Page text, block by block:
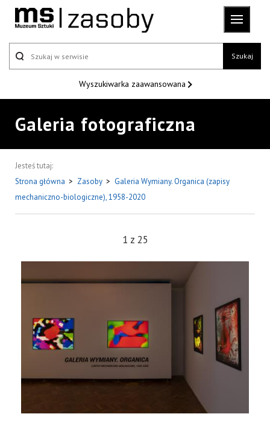
Szukaj
Wyszukiwarka zaawansowana
Galeria fotograficzna
Jesteś tutaj:
Strona główna > Zasoby > Galeria Wymiany. Organica (zapisy
mechaniczno-biologiczne), 1958-2020
1 z 25